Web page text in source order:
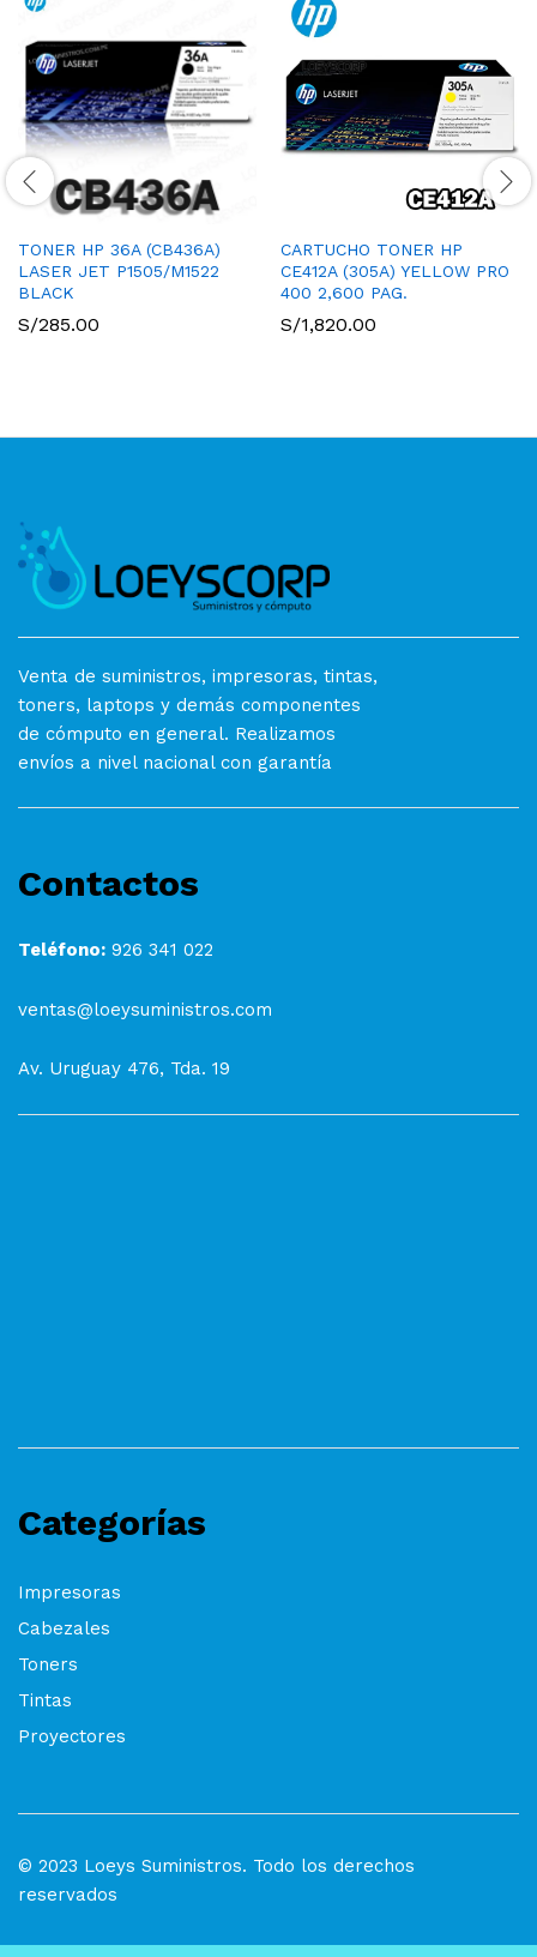
TONER HP 36A (CB436A)
LASER JET P1505/M1522
BLACK
S/285.00
CARTUCHO TONER HP
CE412A (305A) YELLOW PRO
400 2,600 PAG.
S/1,820.00
Venta de suministros, impresoras, tintas,
toners, laptops y demás componentes
de cómputo en general. Realizamos
envíos a nivel nacional con garantía
Contactos
Teléfono: 926 341 022
ventas@loeysuministros.com
Av. Uruguay 476, Tda. 19
Categorías
Impresoras
Cabezales
Toners
Tintas
Proyectores
© 2023 Loeys Suministros. Todo los derechos
reservados